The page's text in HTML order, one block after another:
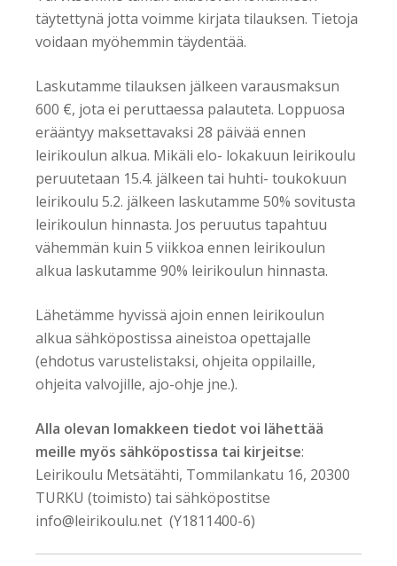
täytettynä jotta voimme kirjata tilauksen. Tietoja
voidaan myöhemmin täydentää.
Laskutamme tilauksen jälkeen varausmaksun
600 €, jota ei peruttaessa palauteta. Loppuosa
erääntyy maksettavaksi 28 päivää ennen
leirikoulun alkua. Mikäli elo- lokakuun leirikoulu
peruutetaan 15.4. jälkeen tai huhti- toukokuun
leirikoulu 5.2. jälkeen laskutamme 50% sovitusta
leirikoulun hinnasta. Jos peruutus tapahtuu
vähemmän kuin 5 viikkoa ennen leirikoulun
alkua laskutamme 90% leirikoulun hinnasta.
Lähetämme hyvissä ajoin ennen leirikoulun
alkua sähköpostissa aineistoa opettajalle
(ehdotus varustelistaksi, ohjeita oppilaille,
ohjeita valvojille, ajo-ohje jne.).
Alla olevan lomakkeen tiedot voi lähettää
meille myös sähköpostissa tai kirjeitse:
Leirikoulu Metsätähti, Tommilankatu 16, 20300
TURKU (toimisto) tai sähköpostitse
info@leirikoulu.net (Y1811400-6)